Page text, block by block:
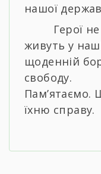
нашої
Герої не
живуть у
щоденній
свободу.
Пам’ятаємо.
їхню справу.